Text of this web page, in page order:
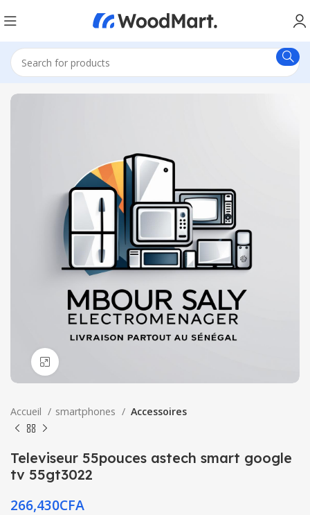
Accueil smartphones Accessoires
Televiseur 55pouces astech smart google
tv 55gt3022
266,430CFA